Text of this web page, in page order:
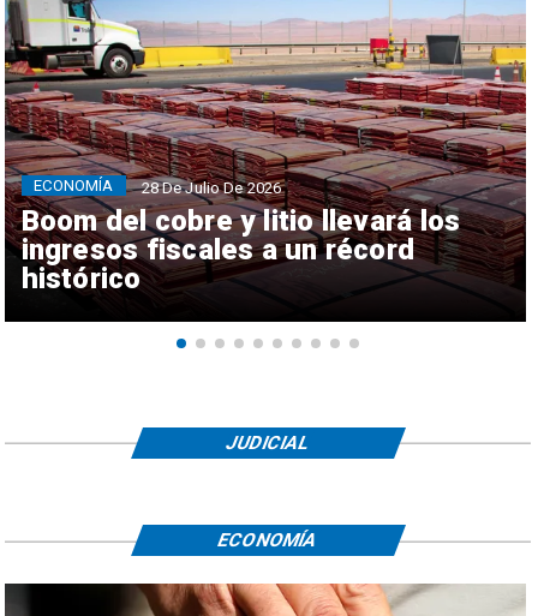
Boom del cobre y litio llevará los
ingresos fiscales a un récord
histórico
ECONOMÍA 28 De Julio De 2026
JUDICIAL
ECONOMÍA